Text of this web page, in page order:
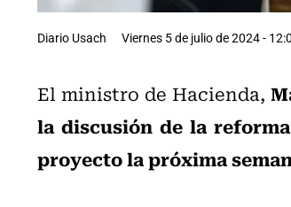
Diario Usach Viernes 5 de julio de 2024 -
El ministro de Hacienda,
la discusión de la
proyecto la próxima